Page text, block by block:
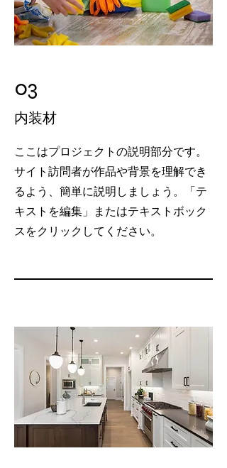
03
​内装材
ここはプロジェクトの説明部分です。
サイト訪問者が作品や背景を理解でき
るよう、簡単に説明しましょう。「テ
キストを編集」またはテキストボック
スをクリックしてください。